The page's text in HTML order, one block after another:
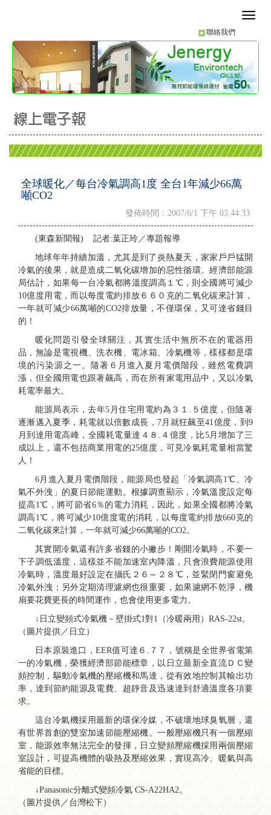
聯絡我們
全球暖化／每台冷氣調高1度 全台1年減少66萬
噸CO2
發佈時間：2007/6/1 下午 03:44:33
(東森新聞報) 記者:葉正玲／專題報導
地球年年持續加溫，尤其是到了炎熱夏天，家家戶戶猛開
冷氣的後果，就是造成二氧化碳增加的惡性循環。經濟部能源
局估計，如果每一台冷氣都將溫度調高１℃，則全國將可減少
10億度用電，而以每度電約排放６６０克的二氧化碳來計算，
一年就可減少66萬噸的CO2排放量，不僅環保，又可達省錢目
的！
暖化問題引發全球關注，其實生活中無所不在的電器用
品，無論是電視機、洗衣機、電冰箱、冷氣機等，樣樣都是環
境的污染源之一。隨著６月進入夏月電價階段，雖然電費調
漲，但全國用電也跟著飆高，而在所有家電用品中，又以冷氣
耗電率最大。
能源局表示，去年5月住宅用電約為３１.５億度，但隨著
逐漸邁入夏季，耗電就以倍數成長，7月就狂飆至41億度，到9
月到達用電高峰，全國耗電量達４８.４億度，比5月增加了三
成以上，還不包括商業用電的25億度，可見冷氣耗電量相當驚
人！
6月進入夏月電價階段，能源局也發起「冷氣調高1℃、冷
氣不外洩」的夏日節能運動。根據調查顯示，冷氣溫度設定每
提高1℃，將可節省6％的電力消耗，因此，如果全國都將冷氣
調高1℃，將可減少10億度電的消耗，以每度電約排放660克的
二氧化碳來計算，一年就可減少66萬噸的CO2。
其實開冷氣還有許多省錢的小撇步！剛開冷氣時，不要一
下子調低溫度，這樣並不能加速室內降溫，只會浪費能源使用
冷氣時，溫度最好設定在攝氏２６～２８℃，並緊閉門窗避免
冷氣外洩；另外定期清理濾網也很重要，如果濾網不乾淨，機
扇要花費更長的時間運作，也會使用更多電力。
↓日立變頻式冷氣機－壁掛式1對1（冷暖兩用）RAS-22st。
（圖片提供／日立）
日本原裝進口，EER值可達６.７７，號稱是全世界省電第
一的冷氣機，榮獲經濟部節能標章，以日立最新全直流ＤＣ變
頻控制，驅動冷氣機的壓縮機和馬達，從有效地控制其輸出功
率，達到節約能源及電費、超靜音及迅速達到舒適溫度各項要
求。
這台冷氣機採用最新的環保冷媒，不破壞地球臭氧層，還
有世界首創的雙室加速節能壓縮機。一般壓縮機只有一個壓縮
室，能源效率無法完全的發揮，日立變頻壓縮機採用兩個壓縮
室設計，可提高機體的吸熱及壓縮效果，實現高冷、暖氣與高
省能的目標。
↓Panasonic分離式變頻冷氣 CS-A22HA2。
（圖片提供／台灣松下）